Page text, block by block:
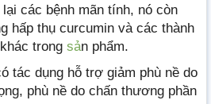
các bệnh mãn tính, nó còn
hấp thụ curcumin và các thành
trong sản phẩm.
tác dụng hỗ trợ giảm phù nề do
phù nề do chấn thương phần